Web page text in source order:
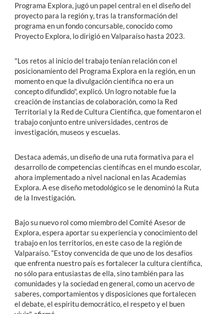
Programa Explora, jugó un papel central en el diseño del
proyecto para la región y, tras la transformación del
programa en un fondo concursable, conocido como
Proyecto Explora, lo dirigió en Valparaíso hasta 2023.
"Los retos al inicio del trabajo tenían relación con el
posicionamiento del Programa Explora en la región, en un
momento en que la divulgación científica no era un
concepto difundido", explicó. Un logro notable fue la
creación de instancias de colaboración, como la Red
Territorial y la Red de Cultura Científica, que fomentaron el
trabajo conjunto entre universidades, centros de
investigación, museos y escuelas.
Destaca además, un diseño de una ruta formativa para el
desarrollo de competencias científicas en el mundo escolar,
ahora implementado a nivel nacional en las Academias
Explora. A ese diseño metodológico se le denominó la Ruta
de la Investigación.
Bajo su nuevo rol como miembro del Comité Asesor de
Explora, espera aportar su experiencia y conocimiento del
trabajo en los territorios, en este caso de la región de
Valparaíso. “Estoy convencida de que uno de los desafíos
que enfrenta nuestro país es fortalecer la cultura científica,
no sólo para entusiastas de ella, sino también para las
comunidades y la sociedad en general, como un acervo de
saberes, comportamientos y disposiciones que fortalecen
el debate, el espíritu democrático, el respeto y el buen